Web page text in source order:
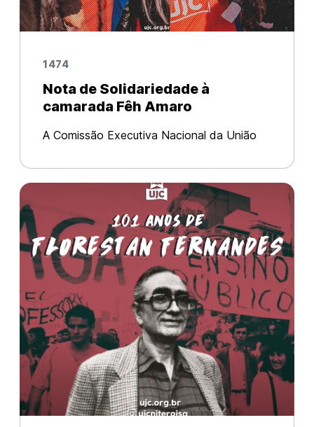
1474
Nota de Solidariedade à
camarada Fêh Amaro
A Comissão Executiva Nacional da União
denunciar os ataques sofridos por nossa
camarada e membra da Coordenação
Nacional da UJC, Fêh Amaro. A camarada,
além de